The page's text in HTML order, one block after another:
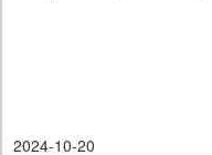
2024-10-20